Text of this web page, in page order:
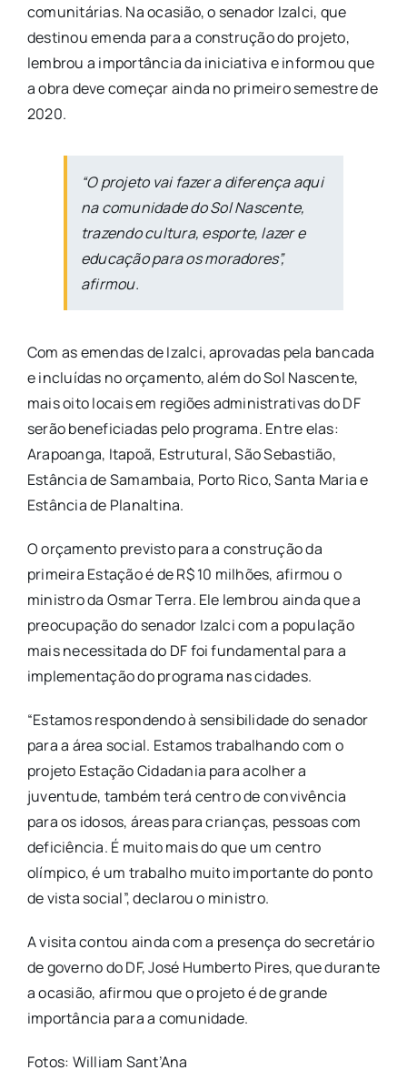
comunitárias. Na ocasião, o senador Izalci, que
destinou emenda para a construção do projeto,
lembrou a importância da iniciativa e informou que
a obra deve começar ainda no primeiro semestre de
2020.
“O projeto vai fazer a diferença aqui
na comunidade do Sol Nascente,
trazendo cultura, esporte, lazer e
educação para os moradores”,
afirmou.
Com as emendas de Izalci, aprovadas pela bancada
e incluídas no orçamento, além do Sol Nascente,
mais oito locais em regiões administrativas do DF
serão beneficiadas pelo programa. Entre elas:
Arapoanga, Itapoã, Estrutural, São Sebastião,
Estância de Samambaia, Porto Rico, Santa Maria e
Estância de Planaltina.
O orçamento previsto para a construção da
primeira Estação é de R$ 10 milhões, afirmou o
ministro da Osmar Terra. Ele lembrou ainda que a
preocupação do senador Izalci com a população
mais necessitada do DF foi fundamental para a
implementação do programa nas cidades.
“Estamos respondendo à sensibilidade do senador
para a área social. Estamos trabalhando com o
projeto Estação Cidadania para acolher a
juventude, também terá centro de convivência
para os idosos, áreas para crianças, pessoas com
deficiência. É muito mais do que um centro
olímpico, é um trabalho muito importante do ponto
de vista social”, declarou o ministro.
A visita contou ainda com a presença do secretário
de governo do DF, José Humberto Pires, que durante
a ocasião, afirmou que o projeto é de grande
importância para a comunidade.
Fotos: William Sant’Ana